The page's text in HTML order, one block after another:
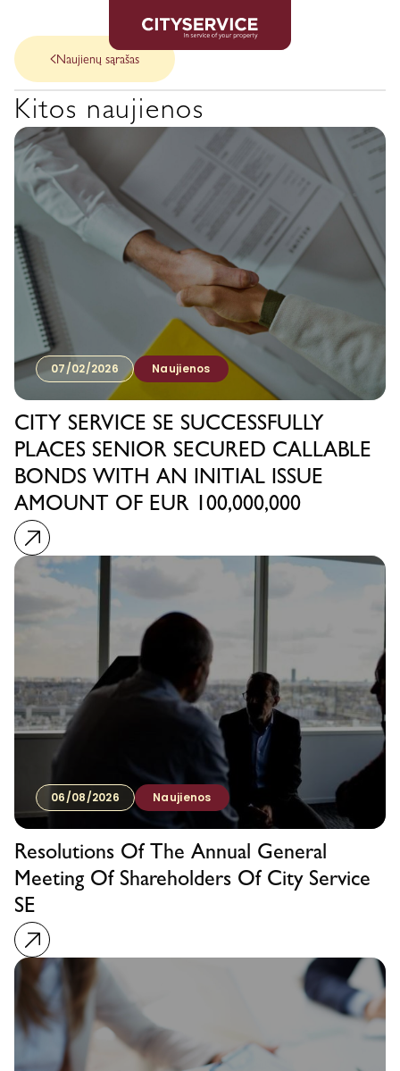
Naujienų sąrašas
Kitos naujienos
07/02/2026 Naujienos
CITY SERVICE SE SUCCESSFULLY
PLACES SENIOR SECURED CALLABLE
BONDS WITH AN INITIAL ISSUE
AMOUNT OF EUR 100,000,000
06/08/2026 Naujienos
Resolutions Of The Annual General
Meeting Of Shareholders Of City Service
SE